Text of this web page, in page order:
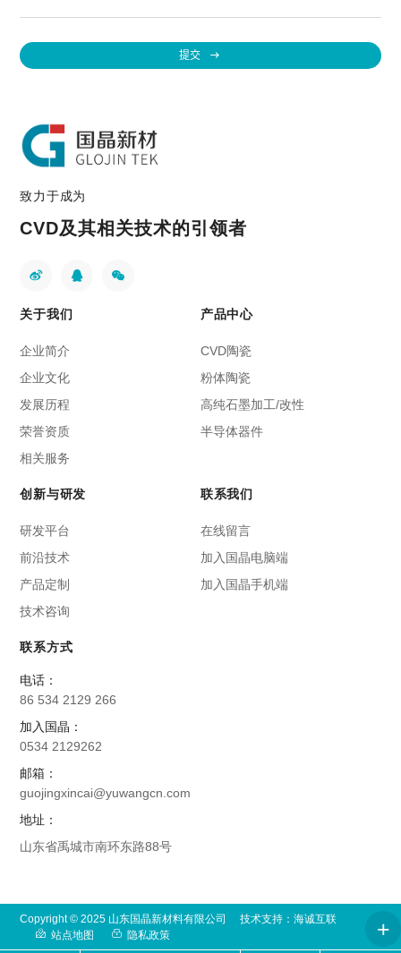
提交
致力于成为
CVD及其相关技术的引领者
关于我们
企业简介
企业文化
发展历程
荣誉资质
相关服务
产品中心
CVD陶瓷
粉体陶瓷
高纯石墨加工/改性
半导体器件
创新与研发
研发平台
前沿技术
产品定制
技术咨询
联系我们
在线留言
加入国晶电脑端
加入国晶手机端
联系方式
电话：
86 534 2129 266
加入国晶：
0534 2129262
邮箱：
guojingxincai@yuwangcn.com
地址：
山东省禹城市南环东路88号
Copyright © 2025 山东国晶新材料有限公司
技术支持：海诚互联
站点地图
隐私政策